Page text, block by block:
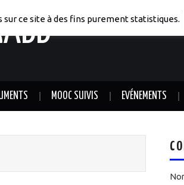
MOOC SUIVIS EVÉNEMENTS
sur ce site à des fins purement statistiques.